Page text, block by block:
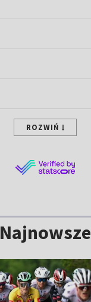
ROZWIŃ
Najnowsze